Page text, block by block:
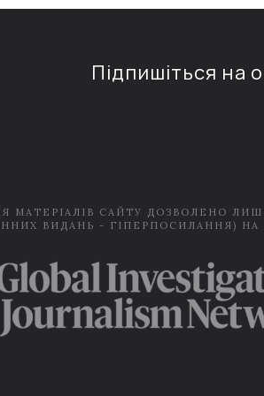
Підпишіться на
МАТЕРІАЛІВ САЙТУ ДОЗВОЛЕНО
ВИДАНЬ - ГІПЕРПОСИЛАННЯ) НА